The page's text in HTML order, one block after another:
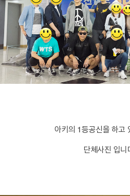
아키의 1등공신을 하고
단체사진 입